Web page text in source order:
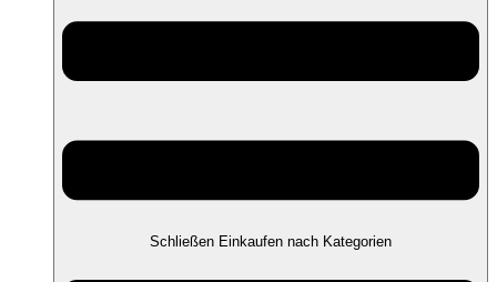
Schließen Einkaufen nach Kategorien